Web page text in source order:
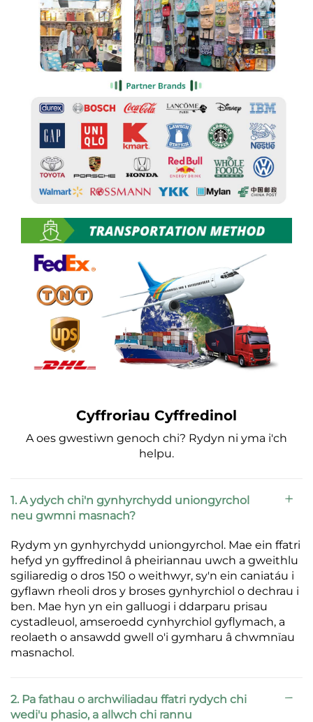
Cyffroriau Cyffredinol
A oes gwestiwn genoch chi? Rydyn ni yma i'ch
helpu.
1. A ydych chi'n gynhyrchydd uniongyrchol
neu gwmni masnach?
Rydym yn gynhyrchydd uniongyrchol. Mae ein ffatri
hefyd yn gyffredinol â pheiriannau uwch a gweithlu
sgiliaredig o dros 150 o weithwyr, sy'n ein caniatáu i
gyflawn rheoli dros y broses gynhyrchiol o dechrau i
ben. Mae hyn yn ein galluogi i ddarparu prisau
cystadleuol, amseroedd cynhyrchiol gyflymach, a
reolaeth o ansawdd gwell o'i gymharu â chwmnïau
masnachol.
2. Pa fathau o archwiliadau ffatri rydych chi
wedi'u phasio, a allwch chi rannu